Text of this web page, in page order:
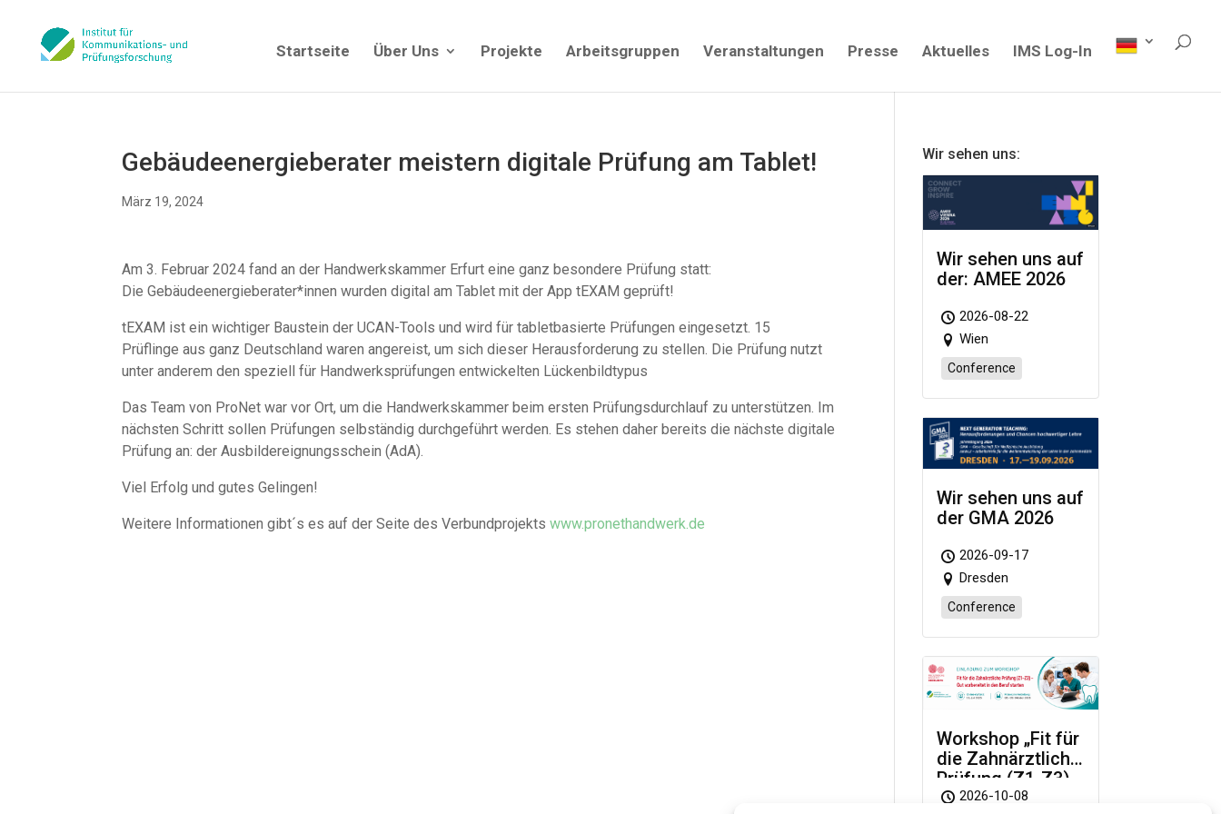
Startseite Über Uns Projekte Arbeitsgruppen Veranstaltungen Presse Aktuelles IMS Log-In
Gebäudeenergieberater meistern digitale Prüfung am Tablet!
März 19, 2024
Am 3. Februar 2024 fand an der Handwerkskammer Erfurt eine ganz besondere Prüfung statt:
Die Gebäudeenergieberater*innen wurden digital am Tablet mit der App tEXAM geprüft!
tEXAM ist ein wichtiger Baustein der UCAN-Tools und wird für tabletbasierte Prüfungen eingesetzt. 15
Prüflinge aus ganz Deutschland waren angereist, um sich dieser Herausforderung zu stellen. Die Prüfung nutzt
unter anderem den speziell für Handwerksprüfungen entwickelten Lückenbildtypus
Das Team von ProNet war vor Ort, um die Handwerkskammer beim ersten Prüfungsdurchlauf zu unterstützen. Im
nächsten Schritt sollen Prüfungen selbständig durchgeführt werden. Es stehen daher bereits die nächste digitale
Prüfung an: der Ausbildereignungsschein (AdA).
Viel Erfolg und gutes Gelingen!
Weitere Informationen gibt´s es auf der Seite des Verbundprojekts www.pronethandwerk.de
Wir sehen uns:
Wir sehen uns auf
der: AMEE 2026
2026-08-22
Wien
Conference
Wir sehen uns auf
der GMA 2026
2026-09-17
Dresden
Conference
Workshop „Fit für
die Zahnärztliche
Prüfung (Z1-Z3)
– Gut vorbereitet
2026-10-08